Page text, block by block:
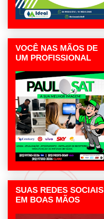
VOCÊ NAS MÃOS DE
UM PROFISSIONAL
SUAS REDES SOCIAIS
EM BOAS MÃOS